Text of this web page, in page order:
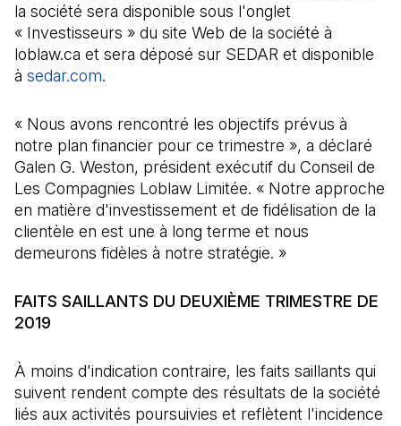
la société sera disponible sous l'onglet
« Investisseurs » du site Web de la société à
loblaw.ca et sera déposé sur SEDAR et disponible
à sedar.com(Il s'ouvre dans un nouvel onglet)
.
« Nous avons rencontré les objectifs prévus à
notre plan financier pour ce trimestre », a déclaré
Galen G. Weston, président exécutif du Conseil de
Les Compagnies Loblaw Limitée. « Notre approche
en matière d'investissement et de fidélisation de la
clientèle en est une à long terme et nous
demeurons fidèles à notre stratégie. »
FAITS SAILLANTS DU DEUXIÈME TRIMESTRE DE
2019
À moins d'indication contraire, les faits saillants qui
suivent rendent compte des résultats de la société
liés aux activités poursuivies et reflètent l'incidence